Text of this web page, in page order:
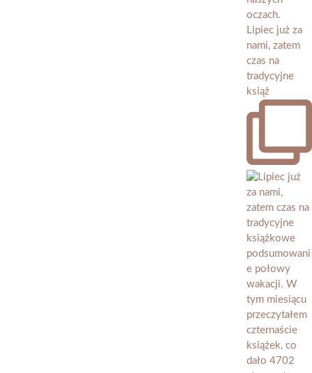
Lipiec już za
nami, zatem
czas na
tradycyjne
książ